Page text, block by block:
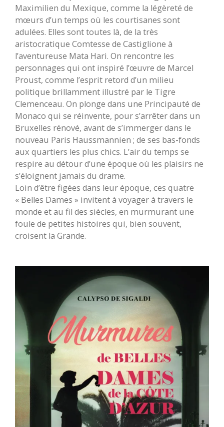
Maximilien du Mexique, comme la légèreté de
mœurs d’un temps où les courtisanes sont
adulées. Elles sont toutes là, de la très
aristocratique Comtesse de Castiglione à
l’aventureuse Mata Hari. On rencontre les
personnages qui ont inspiré l’œuvre de Marcel
Proust, comme l’esprit retord d’un milieu
politique brillamment illustré par le Tigre
Clemenceau. On plonge dans une Principauté de
Monaco qui se réinvente, pour s’arrêter dans un
Bruxelles rénové, avant de s’immerger dans le
nouveau Paris Haussmannien ; de ses bas-fonds
aux quartiers les plus chics. L’air du temps se
respire au détour d’une époque où les plaisirs ne
s’éloignent jamais du drame.
Loin d’être figées dans leur époque, ces quatre
« Belles Dames » invitent à voyager à travers le
monde et au fil des siècles, en murmurant une
foule de petites histoires qui, bien souvent,
croisent la Grande.